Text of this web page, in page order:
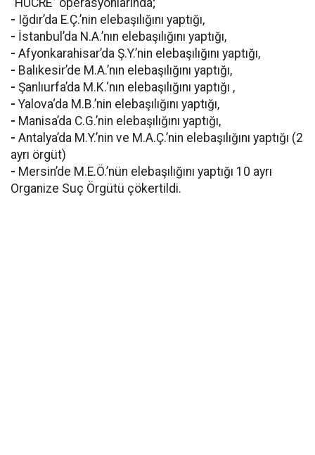
“HÜCRE” operasyonlarında;
- Iğdır’da E.Ç.’nin elebaşılığını yaptığı,
- İstanbul’da N.A.’nın elebaşılığını yaptığı,
- Afyonkarahisar’da Ş.Y.’nin elebaşılığını yaptığı,
- Balıkesir’de M.A.’nın elebaşılığını yaptığı,
- Şanlıurfa’da M.K.‘nın elebaşılığını yaptığı ,
- Yalova‘da M.B.’nin elebaşılığını yaptığı,
- Manisa’da C.G.’nin elebaşılığını yaptığı,
- Antalya’da M.Y.’nin ve M.A.Ç.’nin elebaşılığını yaptığı (2
ayrı örgüt)
- Mersin’de M.E.Ö.’nün elebaşılığını yaptığı 10 ayrı
Organize Suç Örgütü çökertildi.